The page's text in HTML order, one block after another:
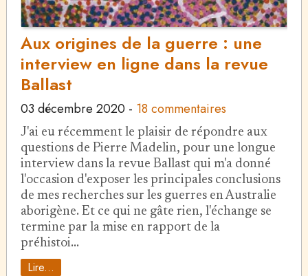
Aux origines de la guerre : une
interview en ligne dans la revue
Ballast
03 décembre 2020 - 18 commentaires
J'ai eu récemment le plaisir de répondre aux
questions de Pierre Madelin, pour une longue
interview dans la revue Ballast qui m'a donné
l'occasion d'exposer les principales conclusions
de mes recherches sur les guerres en Australie
aborigène. Et ce qui ne gâte rien, l'échange se
termine par la mise en rapport de la
préhistoi…
Lire...